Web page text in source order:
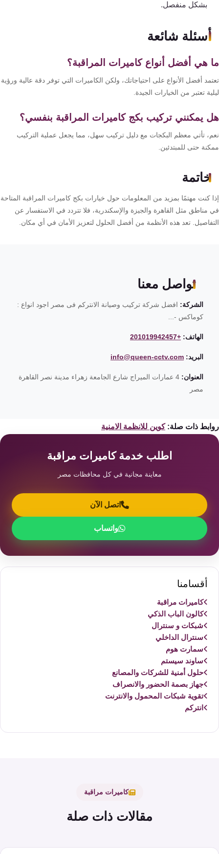
بشكل منفصل.
أسئلة شائعة
هي أفضل أنواع كاميرات المراقبة؟
أفضل الأنواع على احتياجاتك، ولكن الكاميرات التي توفر دقة عالية ورؤية
تعتبر من الخيارات الجيدة.
يمكنني تركيب بكج كاميرات المراقبة بنفسي؟
تأتي معظم البكجات مع دليل تركيب سهل، مما يجعل عملية التركيب
حتى للمبتدئين.
خاتمة
كنت مهتمًا بمزيد من المعلومات حول خيارات بكج كاميرات المراقبة المتاحة
مناطق مثل القاهرة والجيزة والإسكندرية، فلا تتردد في الاستفسار عن
تعد هذه الأنظمة من أفضل الحلول لتعزيز الأمان في أي مكان.
تواصل معنا
الشركة:افضل شركة تركيب وصيانة الانتركم فى مصر اجود انواع :
كوماكس -...
الهاتف: +201019942457
البريد: info@queen-cctv.com
العنوان:
4 عمارات الميراج شارع الجامعة زهراء مدينة نصر القاهرة
مصر
ذات صلة: كوين للانظمة الامنية
اطلب خدمة كاميرات مراقبة
معاينة مجانية في كل محافظات مصر
اتصل الآن
واتساب
أقسامنا
كاميرات مراقبة
كالون الباب الذكي
شبكات و سنترال
سنترال الداخلي
سمارت هوم
ساوند سيستم
حلول أمنية للشركات والمصانع
جهاز بصمة الحضور والانصراف
تقوية شبكات المحمول والانترنت
انتركم
كاميرات مراقبة
مقالات ذات صلة